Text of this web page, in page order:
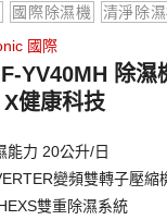
國際除濕機
清淨除
國際
YV40MH 除
健康科技
能力 20公升/日
變頻雙轉子壓縮
雙重除濕系統